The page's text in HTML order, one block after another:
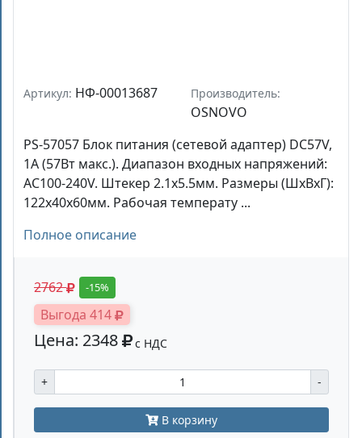
Артикул: НФ-00013687 Производитель:
OSNOVO
PS-57057 Блок питания (сетевой адаптер) DC57V,
1A (57Вт макс.). Диапазон входных напряжений:
AC100-240V. Штекер 2.1x5.5мм. Размеры (ШхВхГ):
122x40x60мм. Рабочая температу ...
Полное описание
2762 -15%
Выгода 414
Цена: 2348 с НДС
+ -
В корзину